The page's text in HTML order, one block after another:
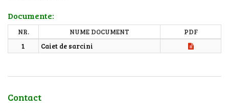
Documente:
NR. NUME DOCUMENT
PDF
1
Caiet de sarcini
Contact